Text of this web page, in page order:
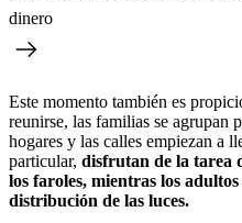
dinero
Este momento también es
reunirse, las familias se agrupan
hogares y las calles empiezan a
particular, disfrutan de la tarea
los faroles, mientras los
distribución de las luces.